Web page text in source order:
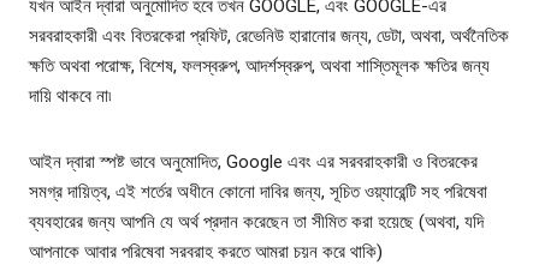
যখন আইন দ্বারা অনুমোদিত হবে তখন GOOGLE, এবং GOOGLE-এর
সরবরাহকারী এবং বিতরকেরা প্রফিট, রেভেনিউ হারানোর জন্য, ডেটা, অথবা, অর্থনৈতিক
ক্ষতি অথবা পরোক্ষ, বিশেষ, ফলস্বরুপ, আদর্শস্বরুপ, অথবা শাস্তিমূলক ক্ষতির জন্য
দায়ি থাকবে না৷
আইন দ্বারা স্পষ্ট ভাবে অনুমোদিত, Google এবং এর সরবরাহকারী ও বিতরকের
সমগ্র দায়িত্ব, এই শর্তের অধীনে কোনো দাবির জন্য, সূচিত ওয়্যারেন্টি সহ পরিষেবা
ব্যবহারের জন্য আপনি যে অর্থ প্রদান করেছেন তা সীমিত করা হয়েছে (অথবা, যদি
আপনাকে আবার পরিষেবা সরবরাহ করতে আমরা চয়ন করে থাকি)